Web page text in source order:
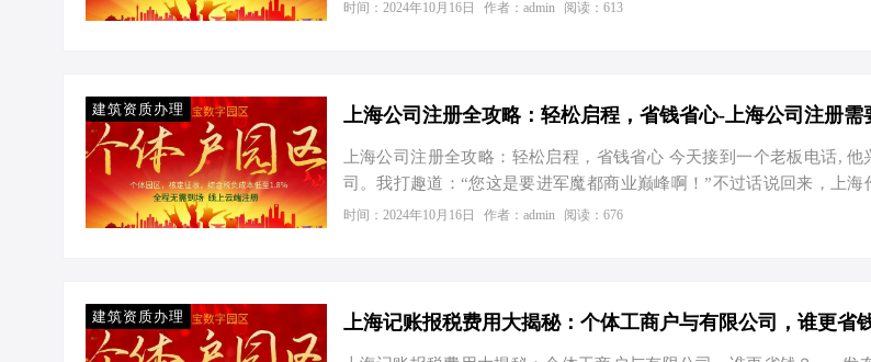
的身份证复印件 房屋租赁合同或场地使用证明 公司其他基本资料 二、
时间：2024年10月16日 作者：admin 阅读：613
建筑资质办理 上海公司注册全攻略：轻松启程，省钱省心-上海公司注册需
上海公司注册全攻略：轻松启程，省钱省心 今天接到一个老板电话,
司。我打趣道：“您这是要进军魔都商业巅峰啊！”不过话说回来，上海
着无数创业者的目光。但注册公司的材料和流程复杂吗？别急，这就为
务范围，这会影响到后续的税务登记和发票开具。 法人代表及股东信息
时间：2024年10月16日 作者：admin 阅读：676
建筑资质办理